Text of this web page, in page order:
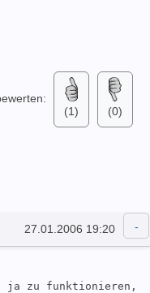
(1)
(0)
27.01.2006 19:20
ja zu funktionieren,